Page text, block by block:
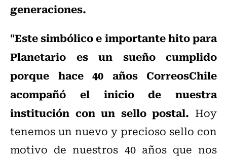
generaciones.
"Este simbólico e importante hito para
Planetario es un sueño cumplido
porque hace 40 años CorreosChile
acompañó el inicio de nuestra
institución con un sello postal. Hoy
tenemos un nuevo y precioso sello con
motivo de nuestros 40 años que nos